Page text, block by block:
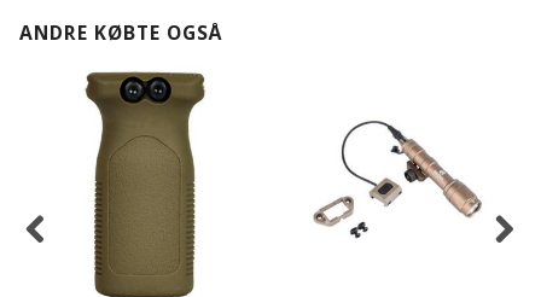
ANDRE KØBTE OGSÅ